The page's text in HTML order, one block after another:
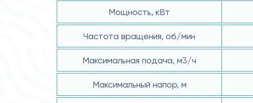
Мощность, кВт
Частота вращения, об/мин
Максимальная подача, м3/ч
Максимальный напор, м